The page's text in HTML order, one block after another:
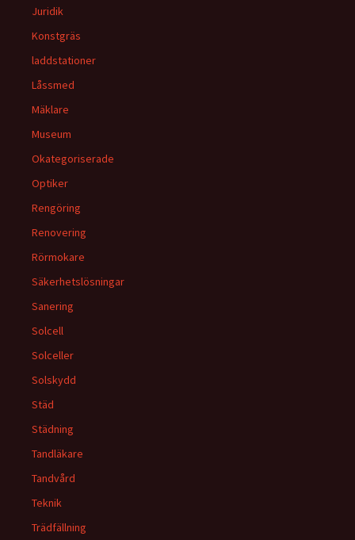
Juridik
Konstgräs
laddstationer
Låssmed
Mäklare
Museum
Okategoriserade
Optiker
Rengöring
Renovering
Rörmokare
Säkerhetslösningar
Sanering
Solcell
Solceller
Solskydd
Städ
Städning
Tandläkare
Tandvård
Teknik
Trädfällning